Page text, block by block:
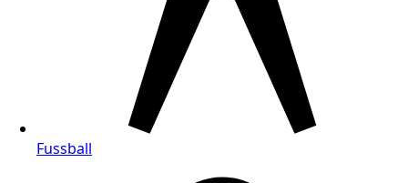
Fussball